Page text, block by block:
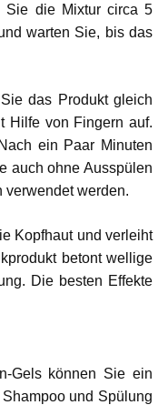
Sie die Mixtur circa 5
warten Sie, bis das
das Produkt gleich
Hilfe von Fingern auf.
ein Paar Minuten
auch ohne Ausspülen
werden.
Kopfhaut und verleiht
betont wellige
Die besten Effekte
Gels können Sie ein
und Spülung